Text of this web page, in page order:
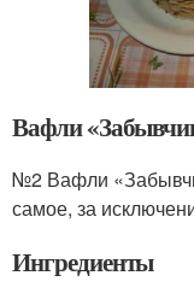
Вафли
№2 Вафли
самое, за
Ингредиенты